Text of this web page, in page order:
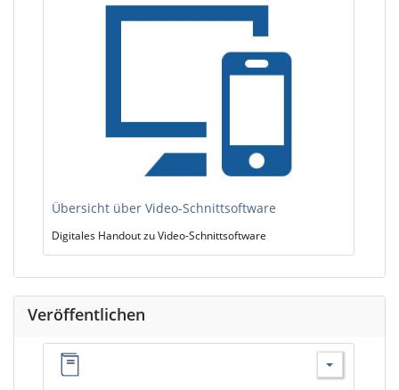
Übersicht über Video-Schnittsoftware
Digitales Handout zu Video-Schnittsoftware
Veröffentlichen